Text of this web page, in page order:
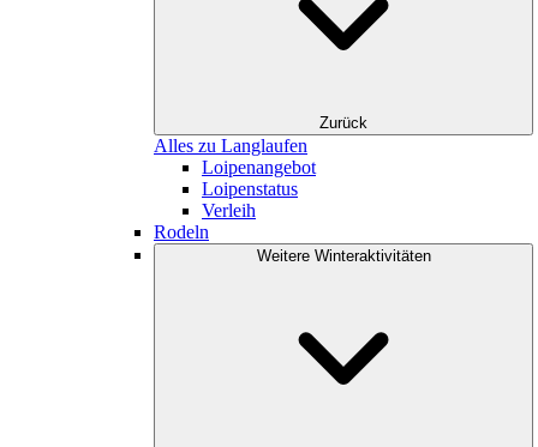
Zurück
Alles zu Langlaufen
Loipenangebot
Loipenstatus
Verleih
Rodeln
Weitere Winteraktivitäten